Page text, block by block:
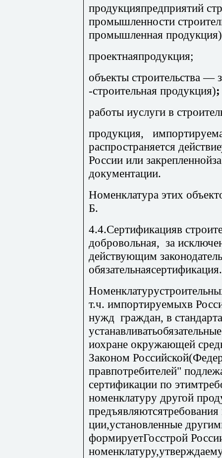
продукцияпредприятий
промыш­ленности
промышленная
проектнаяпродукция;
объекты строительства —
-строительная продукция);
работы иуслуги в
продукция,
распространяется
России или
документации.
Номенклатура этих
Б.
4.4.Сертификацияв
добровольная, за
действующим
обязательнаясертификация.
т.ч. импортируемыхв
нужд граждан, в
иохране окружающей
Законом
правпотребителей"
сертификации по
номенклатуру другой
ции,установленные
формируетГосстрой